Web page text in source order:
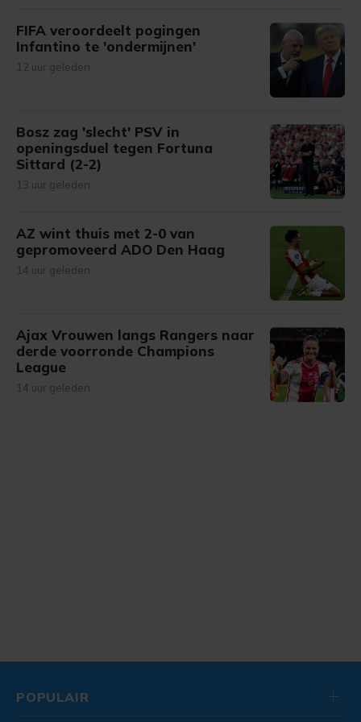
FIFA veroordeelt pogingen
Infantino te 'ondermijnen'
12 uur geleden
Bosz zag 'slecht' PSV in
openingsduel tegen Fortuna
Sittard (2-2)
13 uur geleden
AZ wint thuis met 2-0 van
gepromoveerd ADO Den Haag
14 uur geleden
Ajax Vrouwen langs Rangers naar
derde voorronde Champions
League
14 uur geleden
POPULAIR